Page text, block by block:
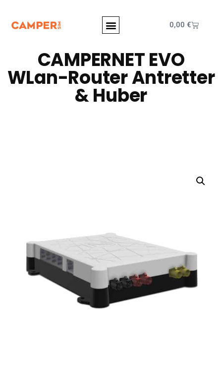
0,00 €
CAMPERNET EVO
WLan-Router Antretter
& Huber